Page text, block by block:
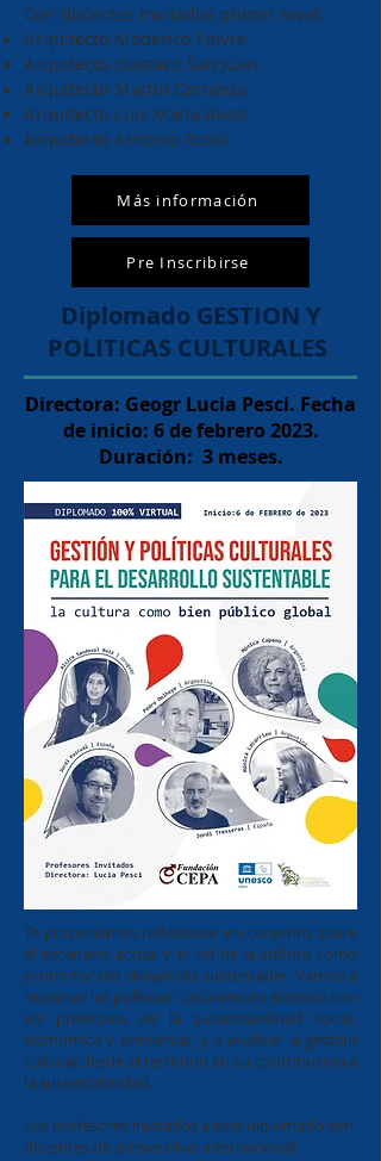
Con docentes invitados primer nivel:
Arquitecto Mederico Faivre
Arquitecto Gustavo San Juan
Arquitecto Martín Carranza
Arquitecto Luis María Rossi
Arquitecto Antonio Rossi
Más información
Pre Inscribirse
Diplomado GESTION Y
POLITICAS CULTURALES
Directora: Geogr Lucia Pesci. Fecha
de inicio: 6 de febrero 2023.
Duración: 3 meses.
Te proponemos reflexionar en conjunto sobre
el escenario actual y el rol de la cultura como
promotor del desarrollo sustentable. Vamos a
repensar las políticas culturales en sintonía con
los preceptos de la sustentabilidad social,
económica y ambiental, y a analizar la gestión
cultural desde el territorio en su contribución a
la sustentabilidad.
Los profesores invitados a este diplomado son
docentes de primer nivel internacional